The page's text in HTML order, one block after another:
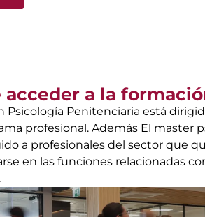
acceder a la
Psicología Penitenciaria está
profesional. Además El master
a profesionales del sector que
en las funciones relacionadas